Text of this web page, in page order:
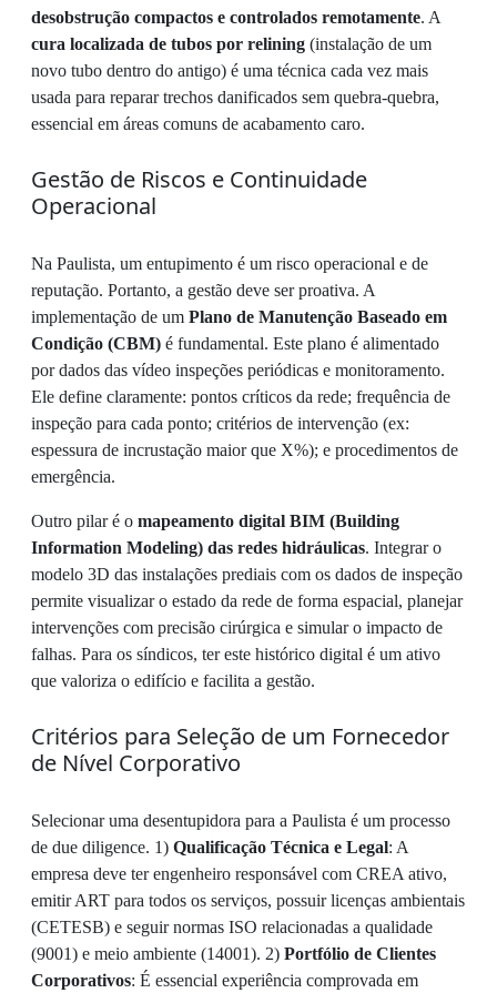
desobstrução compactos e controlados remotamente. A
cura localizada de tubos por relining (instalação de um
novo tubo dentro do antigo) é uma técnica cada vez mais
usada para reparar trechos danificados sem quebra-quebra,
essencial em áreas comuns de acabamento caro.
Gestão de Riscos e Continuidade
Operacional
Na Paulista, um entupimento é um risco operacional e de
reputação. Portanto, a gestão deve ser proativa. A
implementação de um Plano de Manutenção Baseado em
Condição (CBM) é fundamental. Este plano é alimentado
por dados das vídeo inspeções periódicas e monitoramento.
Ele define claramente: pontos críticos da rede; frequência de
inspeção para cada ponto; critérios de intervenção (ex:
espessura de incrustação maior que X%); e procedimentos de
emergência.
Outro pilar é o mapeamento digital BIM (Building
Information Modeling) das redes hidráulicas. Integrar o
modelo 3D das instalações prediais com os dados de inspeção
permite visualizar o estado da rede de forma espacial, planejar
intervenções com precisão cirúrgica e simular o impacto de
falhas. Para os síndicos, ter este histórico digital é um ativo
que valoriza o edifício e facilita a gestão.
Critérios para Seleção de um Fornecedor
de Nível Corporativo
Selecionar uma desentupidora para a Paulista é um processo
de due diligence. 1) Qualificação Técnica e Legal: A
empresa deve ter engenheiro responsável com CREA ativo,
emitir ART para todos os serviços, possuir licenças ambientais
(CETESB) e seguir normas ISO relacionadas a qualidade
(9001) e meio ambiente (14001). 2) Portfólio de Clientes
Corporativos: É essencial experiência comprovada em